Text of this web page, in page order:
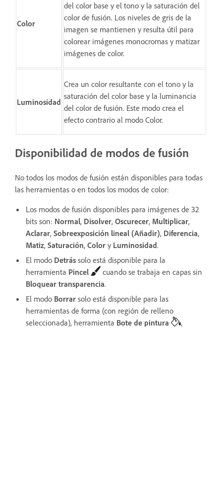
Color
del color base y el tono y la saturación del
color de fusión. Los niveles de gris de la
imagen se mantienen y resulta útil para
colorear imágenes monocromas y matizar
imágenes de color.
Luminosidad
Crea un color resultante con el tono y la
saturación del color base y la luminancia
del color de fusión. Este modo crea el
efecto contrario al modo Color.
Disponibilidad de modos de fusión
No todos los modos de fusión están disponibles para todas
las herramientas o en todos los modos de color:
Los modos de fusión disponibles para imágenes de 32
bits son: Normal, Disolver, Oscurecer, Multiplicar,
Aclarar, Sobreexposición lineal (Añadir), Diferencia,
Matiz, Saturación, Color y Luminosidad.
El modo Detrás solo está disponible para la
herramienta Pincel
cuando se trabaja en capas sin
Bloquear transparencia.
El modo Borrar solo está disponible para las
herramientas de forma (con región de relleno
seleccionada), herramienta Bote de pintura
,